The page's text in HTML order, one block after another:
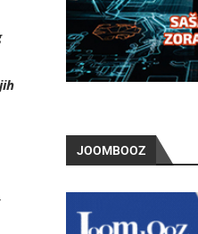
JOOMBOOZ